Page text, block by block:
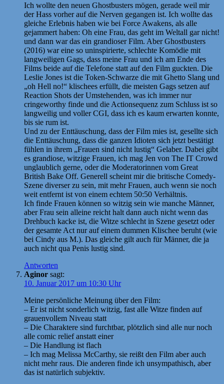
Ich wollte den neuen Ghostbusters mögen, gerade weil mir
der Hass vorher auf die Nerven gegangen ist. Ich wollte das
gleiche Erlebnis haben wie bei Force Awakens, als alle
gejammert haben: Oh eine Frau, das geht im Weltall gar nicht!
und dann war das ein grandioser Film. Aber Ghostbusters
(2016) war eine so uninspirierte, schlechte Komödie mit
langweiligen Gags, dass meine Frau und ich am Ende des
Films beide auf die Telefone statt auf den Film guckten. Die
Leslie Jones ist die Token-Schwarze die mit Ghetto Slang und
„oh Hell no!“ klischees erfüllt, die meisten Gags setzen auf
Reaction Shots der Umstehenden, was ich immer nur
cringeworthy finde und die Actionsequenz zum Schluss ist so
langweilig und voller CGI, dass ich es kaum erwarten konnte,
bis sie rum ist.
Und zu der Enttäuschung, dass der Film mies ist, gesellte sich
die Enttäuschung, dass die ganzen Idioten sich jetzt bestätigt
fühlen in ihrem „Frauen sind nicht lustig“ Gelaber. Dabei gibt
es grandiose, witzige Frauen, ich mag Jen von The IT Crowd
unglaublich gerne, oder die Moderatorinnen vom Great
British Bake Off. Generell scheint mir die britische Comedy-
Szene diverser zu sein, mit mehr Frauen, auch wenn sie noch
weit entfernt ist von einem echtem 50:50 Verhältnis.
Ich finde Frauen können so witzig sein wie manche Männer,
aber Frau sein alleine reicht halt dann auch nicht wenn das
Drehbuch kacke ist, die Witze schlecht in Szene gesetzt oder
der gesamte Act nur auf einem dummen Klischee beruht (wie
bei Cindy aus M.). Das gleiche gilt auch für Männer, die ja
auch nicht qua Penis lustig sind.
Antworten
Aginor sagt:
10. Januar 2017 um 10:30 Uhr
Meine persönliche Meinung über den Film:
– Er ist nicht sonderlich witzig, fast alle Witze finden auf
grauenvollem Niveau statt
– Die Charaktere sind furchtbar, plötzlich sind alle nur noch
alle comic relief anstatt einer
– Die Handlung ist flach
– Ich mag Melissa McCarthy, sie reißt den Film aber auch
nicht mehr raus. Die anderen finde ich unsympathisch, aber
das ist natürlich subjektiv.